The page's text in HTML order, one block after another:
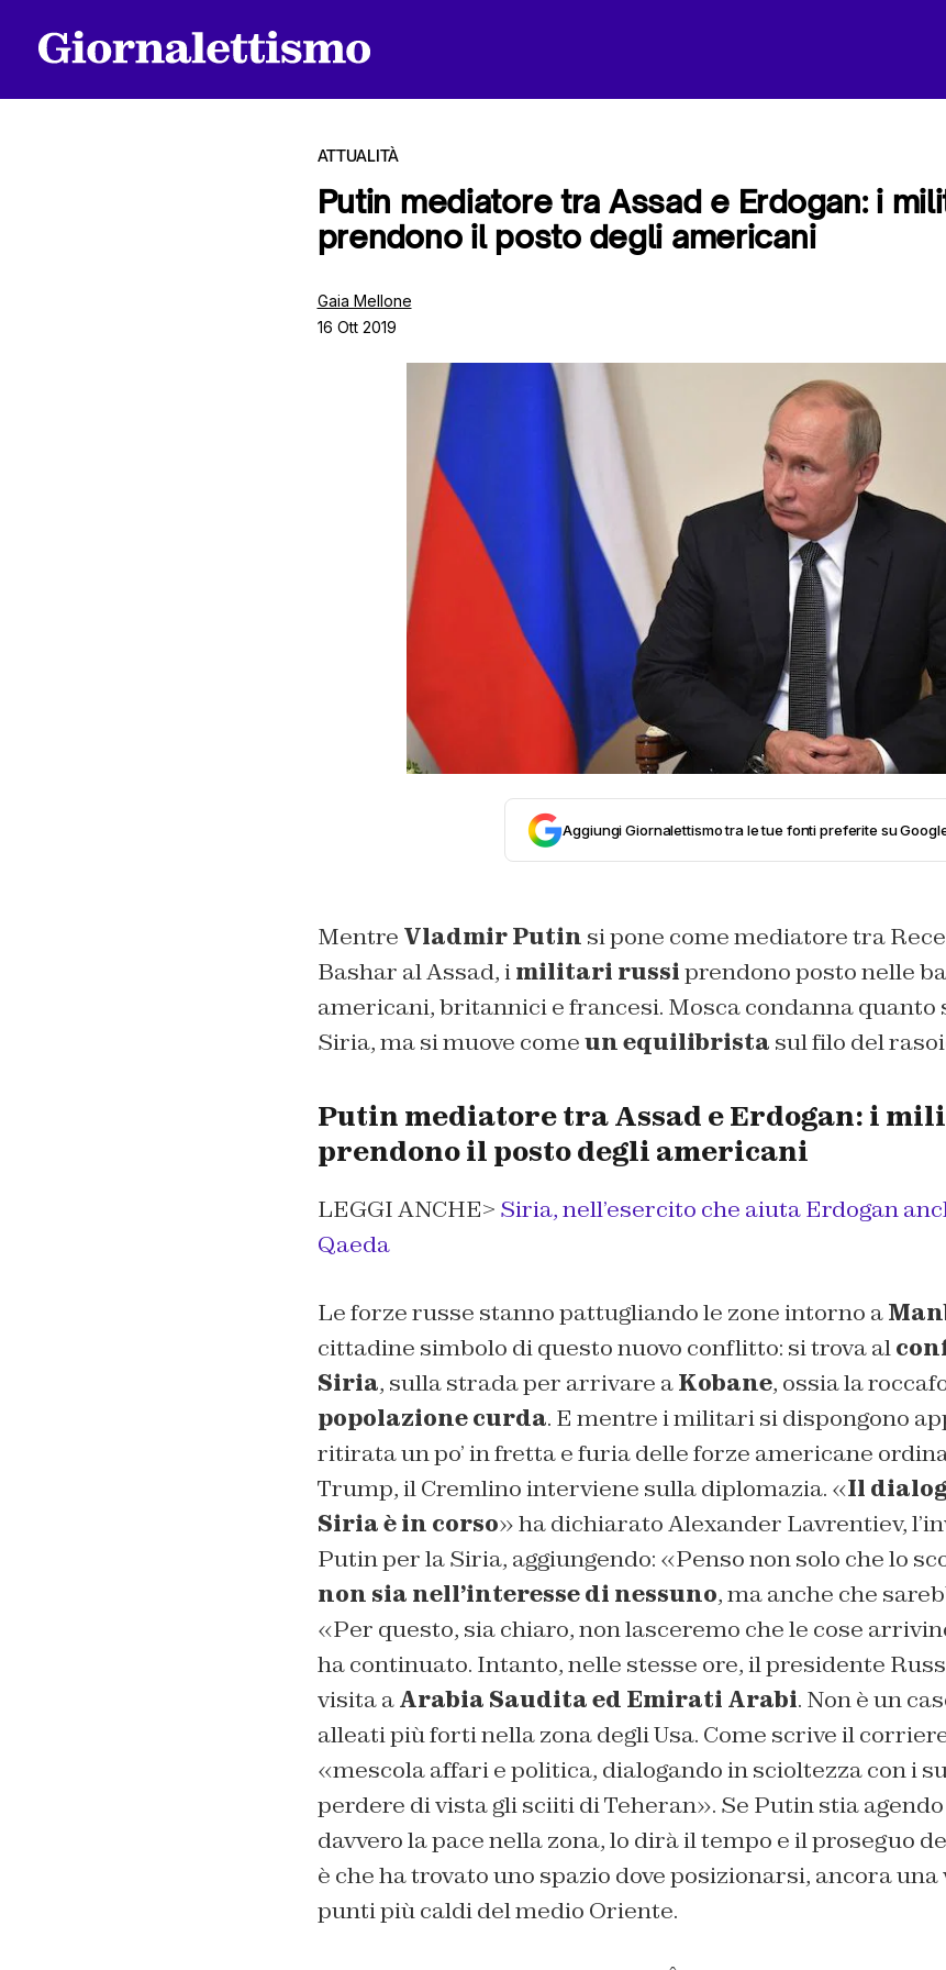
ATTUALITÀ
Putin mediatore tra Assad e Erdogan: i
prendono il posto degli americani
Gaia Mellone
16 Ott 2019
Aggiungi Giornalettismo tra le tue fonti preferite su
Mentre Vladmir Putin si pone come mediatore tra
Bashar al Assad, imilitari russiprendono posto nelle
americani, britannici e francesi. Mosca condanna quanto
Siria, ma si muove comeun equilibrista sul filo del
Putin mediatore tra Assad e Erdogan: i
prendono il posto degli americani
LEGGI ANCHE> Siria, nell’esercito che aiuta Erdogan
Qaeda
Le forze russe stanno pattugliando le zone intorno a
cittadine simbolo di questo nuovo conflitto: si trova al
Siria, sulla strada per arrivare aKobane, ossia la
popolazione curda. E mentre i militari si dispongono
ritirata un po’ in fretta e furia delle forze americane
Trump, il Cremlino interviene sulla diplomazia. «Il
Siria è in corso» ha dichiarato Alexander Lavrentiev,
Putin per la Siria, aggiungendo: «Penso non solo che lo
non sia nell’interesse di nessuno, ma anche che
«Per questo, sia chiaro, non lasceremo che le cose
ha continuato. Intanto, nelle stesse ore, il presidente
visita aArabia Saudita ed Emirati Arabi. Non è un
alleati più forti nella zona degli Usa. Come scrive il
«mescola affari e politica, dialogando in scioltezza con i
perdere di vista gli sciiti di Teheran». Se Putin stia
davvero la pace nella zona, lo dirà il tempo e il proseguo
è che ha trovato uno spazio dove posizionarsi, ancora una
punti più caldi del medio Oriente.